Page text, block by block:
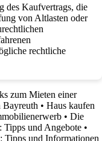
des Kaufvertrags, die
von Altlasten oder
rechtliche
zum Mieten einer
Bayreuth • Haus kaufen
• Die
Tipps und Angebote •
Tipps und Informationen